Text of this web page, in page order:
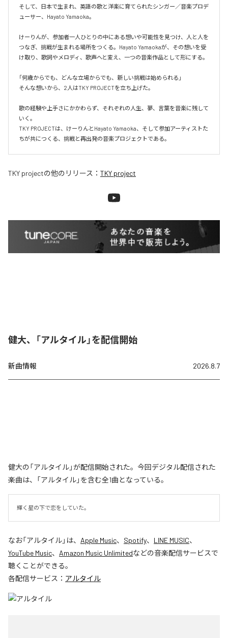
そして、日本で生まれ、英語の歌と洋楽に育てられたシンガー／音楽プロデ
ューサー、Hayato Yamaoka。
けーりんが、参加者一人ひとりの中にある想いや可能性を見つけ、人と人を
つなぎ、挑戦が生まれる場所をつくる。Hayato Yamaokaが、その想いを受
け取り、歌詞やメロディ、歌声へと変え、一つの音楽作品として形にする。
「何歳からでも、どんな立場からでも、新しい挑戦は始められる」
そんな想いから、2人はTKY PROJECTを立ち上げた。
歌の経験や上手さにかかわらず、それぞれの人生、夢、言葉を音楽に残して
いく。
TKY PROJECTは、けーりんとHayato Yamaoka、そして参加アーティストた
ちが共につくる、挑戦と再出発の音楽プロジェクトである。
TKY projectの他のリリース： TKY project
健大、「アルタイル」を配信開始
新曲情報 2026.8.7
健大の「アルタイル」が配信開始された。今回デジタル配信された
楽曲は、「アルタイル」を含む全1曲となっている。
輝く星の下で恋をしていた。
なお「アルタイル」は、 Apple Music、 Spotify、 LINE MUSIC、
YouTube Music、 Amazon Music Unlimitedなどの音楽配信サービスで
聴くことができる。
各配信サービス： アルタイル